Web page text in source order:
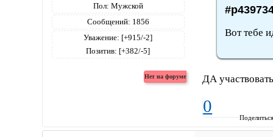
Пол: Мужской
Сообщений: 1856
Уважение: [+915/-2]
Позитив: [+382/-5]
Вот тебе
ДА
0